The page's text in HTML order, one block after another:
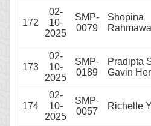
172
02-
10-
2025
SMP-
0079
Shopina
173
02-
10-
2025
SMP-
0189
Pradipta
Gavin
174
02-
10-
2025
SMP-
0057
Richelle